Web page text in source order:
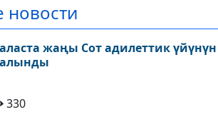
новости
жаңы Сот адилеттик
330